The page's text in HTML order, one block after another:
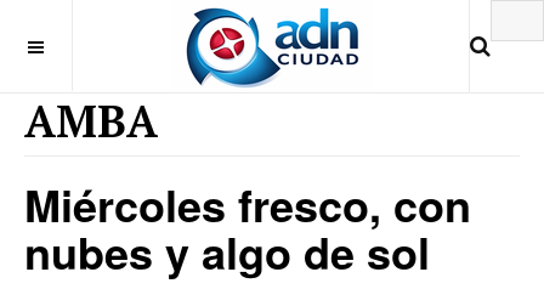
AMBA
Miércoles fresco, con
nubes y algo de sol